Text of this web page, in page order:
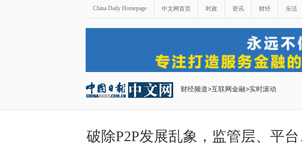
China Daily Homepage 中文网首页 时政 资讯 财经 乐活
财经频道>互联网金融>实时滚动
破除P2P发展乱象，监管层、平